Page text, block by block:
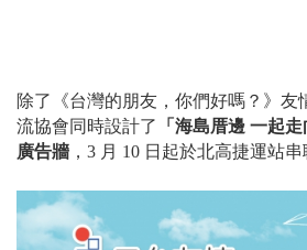
除了《台灣的朋友，你們好嗎？》友
流協會同時設計了
「海島厝邊 一起走
廣告牆 ，3 月 10 日起於北高捷運站串